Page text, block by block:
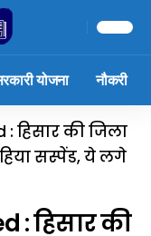
योजना नौकरी
: हिसार की जिला
सस्पेंड, ये लगे
: हिसार की